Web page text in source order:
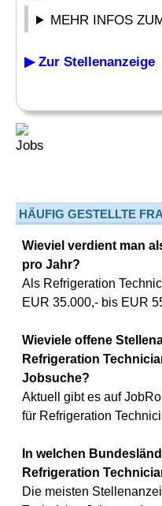
MEHR INFOS
▶ Zur Stellenanzeige
HÄUFIG GESTELLTE
Wieviel verdient man
pro Jahr?
Als Refrigeration
EUR 35.000,- bis EUR
Wieviele offene
Refrigeration
Jobsuche?
Aktuell gibt es auf
für Refrigeration
In welchen
Refrigeration
Die meisten